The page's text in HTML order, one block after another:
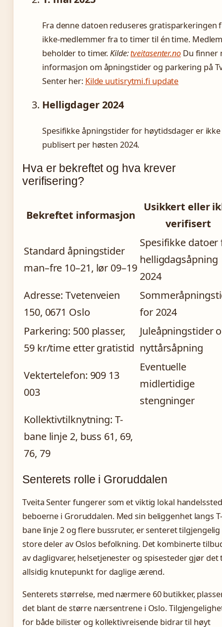
Fra denne datoen reduseres gratisparkeringen
ikke-medlemmer fra to timer til én time.
beholder to timer.Kilde:tveitasenter.noDu finner
informasjon om åpningstider og parkering på
Senter her: Kilde uutisrytmi.fi update
Helligdager 2024
Spesifikke åpningstider for høytidsdager er ikke
publisert per høsten 2024.
Hva er bekreftet og hva krever
verifisering?
Bekreftet informasjon
Usikkert eller
verifisert
Standard åpningstider
man–fre 10–21, lør 09–19
Spesifikke datoer
helligdagsåpning
2024
Adresse: Tvetenveien
150, 0671 Oslo
for 2024
Parkering: 500 plasser,
59 kr/time etter gratistid
Juleåpningstider
nyttårsåpning
Vektertelefon: 909 13
003
Eventuelle
midlertidige
stengninger
Kollektivtilknytning: T-
bane linje 2, buss 61, 69,
76, 79
Senterets rolle i Groruddalen
Tveita Senter fungerer som et viktig lokal
beboerne i Groruddalen. Med sin beliggenhet langs T-
bane linje 2 og flere bussruter, er senteret
store deler av Oslos befolkning. Det kombinerte
av dagligvarer, helsetjenester og spisesteder gjør det
allsidig knutepunkt for daglige ærend.
Senterets størrelse, med nærmere 60 butikker,
det blant de større nærsentrene i Oslo.
for både bilister og kollektivreisende bidrar til høyt